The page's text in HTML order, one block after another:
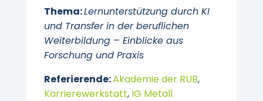
Thema:Lernunterstützung durch KI
und Transfer in der beruflichen
Weiterbildung – Einblicke aus
Forschung und Praxis
Referierende:Akademie der RUB,
Karrierewerkstatt, IG Metall